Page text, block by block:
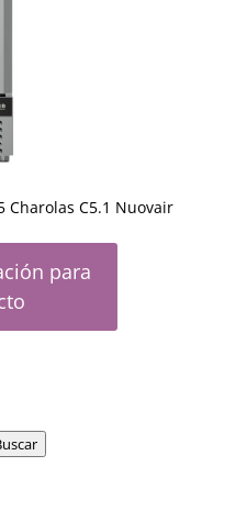
C5.1 Nuovair
para